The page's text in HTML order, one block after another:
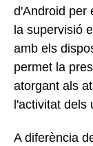
d'Android per
la supervisió
amb els
permet la
atorgant als
l'activitat dels
A diferència